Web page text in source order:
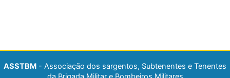
ASSTBM - Associação dos sargentos, Subtenentes e Tenentes